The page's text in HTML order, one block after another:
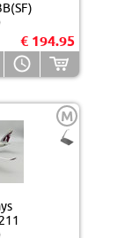
€ 194.95
M